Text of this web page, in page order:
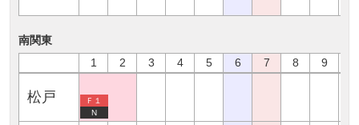
南関東
1
2 3 4 5 6 7 8 9
松戸
Ｆ１
N